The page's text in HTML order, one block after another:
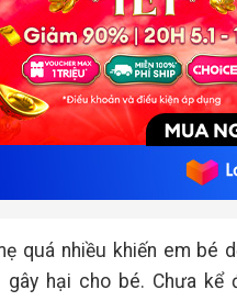
quá nhiều khiến em bé
hại cho bé. Chưa kể